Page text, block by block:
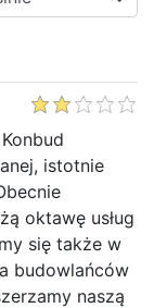
istotnie
oktawę usług
się także w
budowlańców
naszą